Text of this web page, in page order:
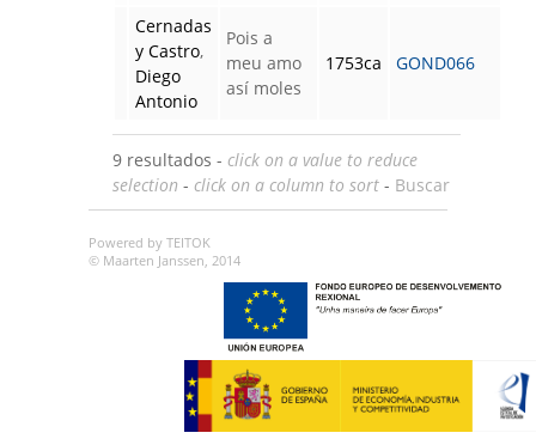
Cernadas
y Castro,
Diego
Antonio
Pois a
meu amo
así moles
1753ca GOND066
9 resultados - click on a value to reduce
selection - click on a column to sort - Buscar
Powered by TEITOK
© Maarten Janssen, 2014